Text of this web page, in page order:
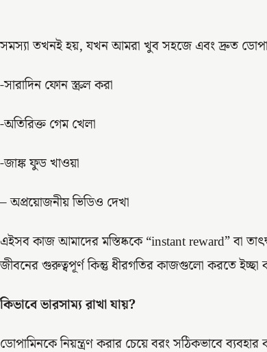
সমস্যা তখনই হয়, যখন আমরা খুব সহজে এবং দ্রুত
-সারাদিন ফোন স্ক্রল করা
-অতিরিক্ত গেম খেলা
-জাঙ্ক ফুড খাওয়া
– অপ্রয়োজনীয় ভিডিও দেখা
এইসব কাজ আমাদের মস্তিষ্ককে “instant reward” বা
জীবনের গুরুত্বপূর্ণ কিন্তু ধীরগতির কাজগুলো করতে ইচ্ছা
কিভাবে ভারসাম্য রাখা যায়?
ডোপামিনকে নিয়ন্ত্রণ করার চেয়ে বরং সঠিকভাবে